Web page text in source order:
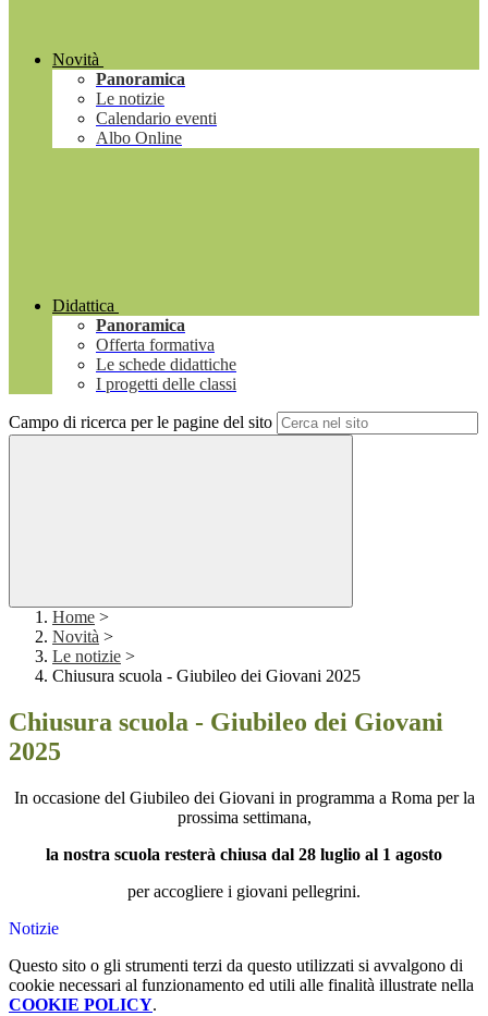
Novità
Panoramica
Le notizie
Calendario eventi
Albo Online
Didattica
Panoramica
Offerta formativa
Le schede didattiche
I progetti delle classi
Campo di ricerca per le pagine del sito
Home >
Novità >
Le notizie >
Chiusura scuola - Giubileo dei Giovani 2025
Chiusura scuola - Giubileo dei Giovani
2025
In occasione del Giubileo dei Giovani in programma a Roma per la
prossima settimana,
la nostra scuola resterà chiusa dal 28 luglio al 1 agosto
per accogliere i giovani pellegrini.
Notizie
Questo sito o gli strumenti terzi da questo utilizzati si avvalgono di
cookie necessari al funzionamento ed utili alle finalità illustrate nella
COOKIE POLICY.